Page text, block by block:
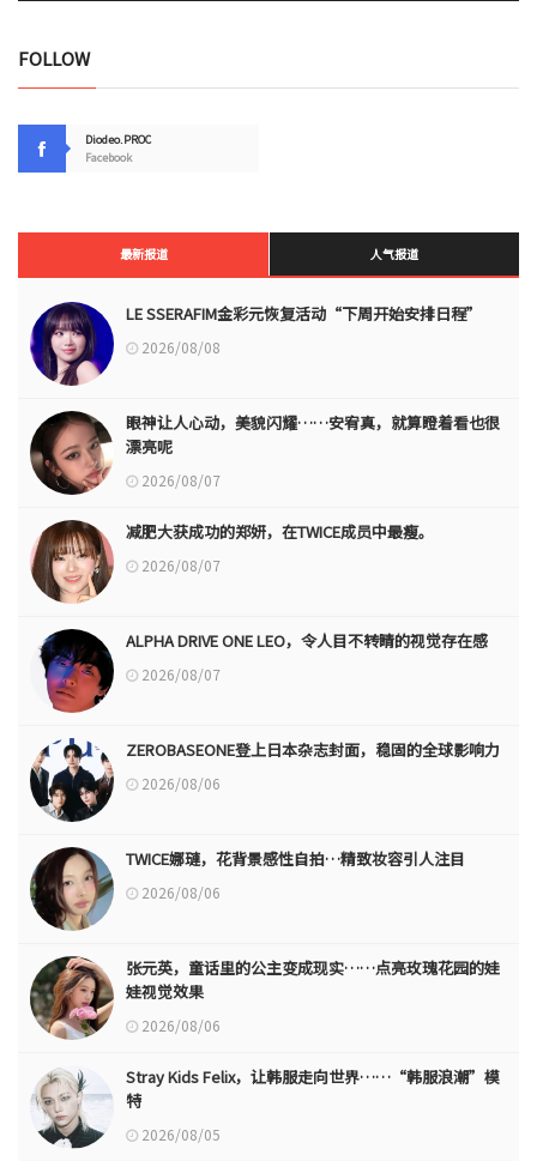
FOLLOW
Diodeo.PROC
Facebook
最新报道 人气报道
LE SSERAFIM金彩元恢复活动“下周开始安排日程”
2026/08/08
眼神让人心动，美貌闪耀……安宥真，就算瞪着看也很
漂亮呢
2026/08/07
减肥大获成功的郑妍，在TWICE成员中最瘦。
2026/08/07
ALPHA DRIVE ONE LEO，令人目不转睛的视觉存在感
2026/08/07
ZEROBASEONE登上日本杂志封面，稳固的全球影响力
2026/08/06
TWICE娜璉，花背景感性自拍…精致妆容引人注目
2026/08/06
张元英，童话里的公主变成现实……点亮玫瑰花园的娃
娃视觉效果
2026/08/06
Stray Kids Felix，让韩服走向世界……“韩服浪潮”模
特
2026/08/05